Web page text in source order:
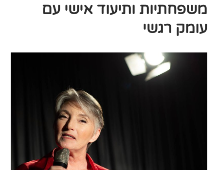
משפחתיות ותיעוד אישי עם
עומק רגשי